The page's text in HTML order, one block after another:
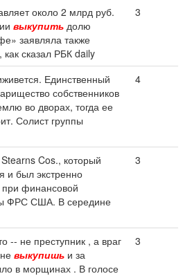
около 2 млрд руб.
выкупить долю
заявляла также
сказал РБК daily
3
Единственный
собственников
во дворах, тогда ее
Солист группы
4
Cos., который
и был экстренно
финансовой
ФРС США. В середине
3
-- не преступник , а враг
выкупишь и за
в морщинах . В голосе
3